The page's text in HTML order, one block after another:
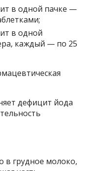
в одной пачке —
в одной
каждый — по 25
дефицит йода
в грудное молоко,